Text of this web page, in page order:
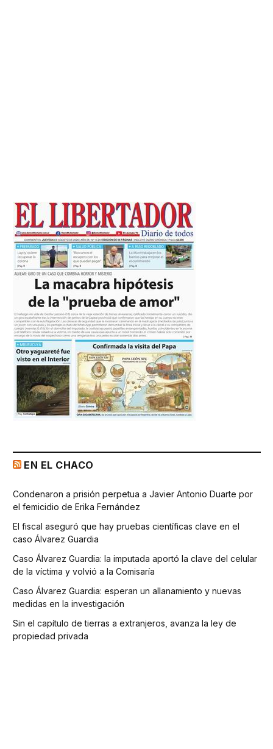
EN EL CHACO
Condenaron a prisión perpetua a Javier Antonio Duarte por
el femicidio de Erika Fernández
El fiscal aseguró que hay pruebas científicas clave en el
caso Álvarez Guardia
Caso Álvarez Guardia: la imputada aportó la clave del celular
de la víctima y volvió a la Comisaría
Caso Álvarez Guardia: esperan un allanamiento y nuevas
medidas en la investigación
Sin el capítulo de tierras a extranjeros, avanza la ley de
propiedad privada